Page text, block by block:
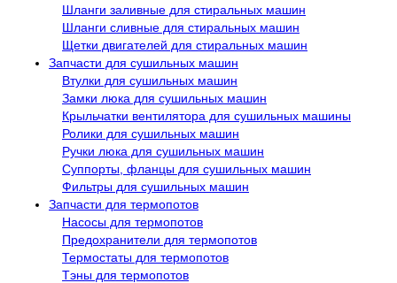
Шланги заливные для стиральных машин
Шланги сливные для стиральных машин
Щетки двигателей для стиральных машин
Запчасти для сушильных машин
Втулки для сушильных машин
Замки люка для сушильных машин
Крыльчатки вентилятора для сушильных машины
Ролики для сушильных машин
Ручки люка для сушильных машин
Суппорты, фланцы для сушильных машин
Фильтры для сушильных машин
Запчасти для термопотов
Насосы для термопотов
Предохранители для термопотов
Термостаты для термопотов
Тэны для термопотов